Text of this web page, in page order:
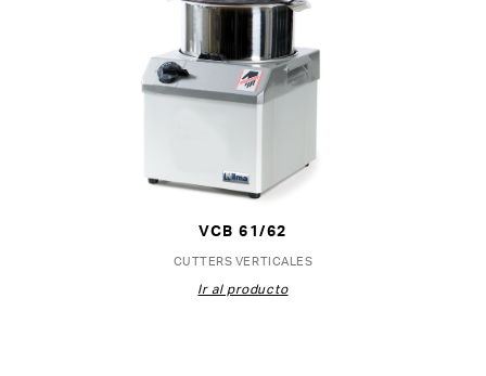
VCB 61/62
CUTTERS VERTICALES
Ir al producto